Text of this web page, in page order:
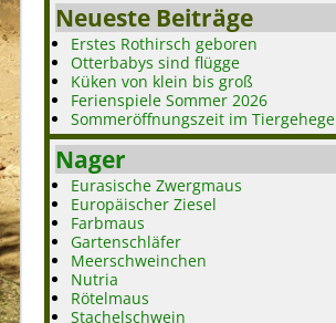
Neueste Beiträge
Erstes Rothirsch geboren
Otterbabys sind flügge
Küken von klein bis groß
Ferienspiele Sommer 2026
Sommeröffnungszeit im Tiergehege
Nager
Eurasische Zwergmaus
Europäischer Ziesel
Farbmaus
Gartenschläfer
Meerschweinchen
Nutria
Rötelmaus
Stachelschwein